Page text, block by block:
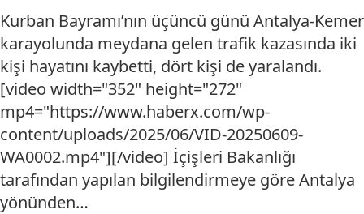
Kurban Bayramı’nın üçüncü günü Antalya-Kemer
karayolunda meydana gelen trafik kazasında iki
kişi hayatını kaybetti, dört kişi de yaralandı.
[video width="352" height="272"
mp4="https://www.haberx.com/wp-
content/uploads/2025/06/VID-20250609-
WA0002.mp4"][/video] İçişleri Bakanlığı
tarafından yapılan bilgilendirmeye göre Antalya
yönünden…